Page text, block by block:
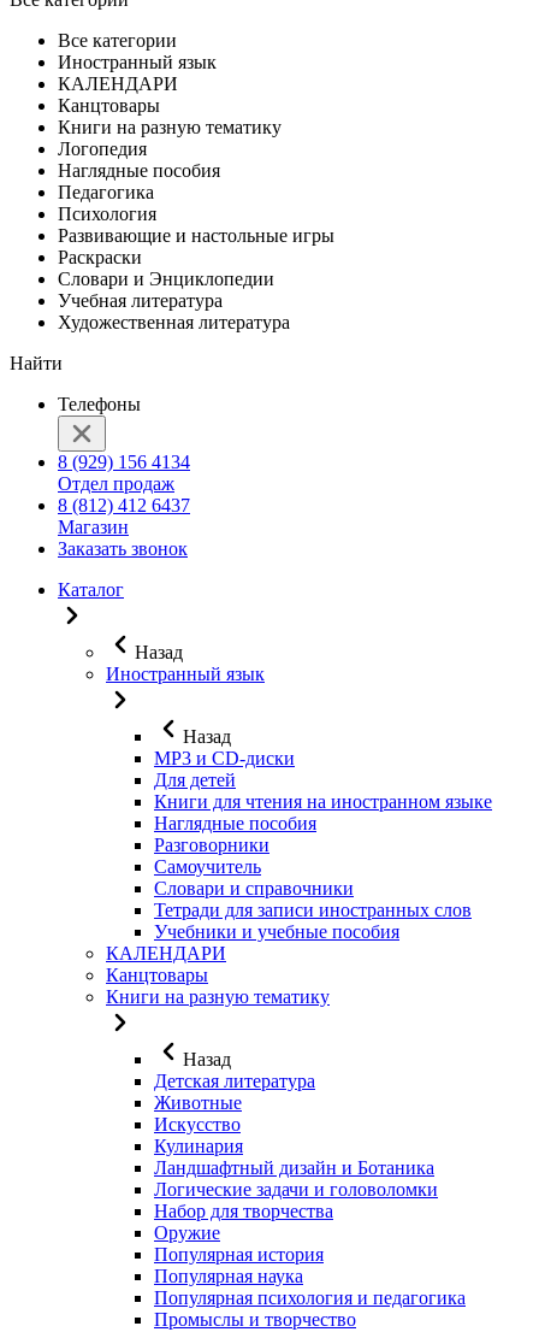
Все категории
Иностранный язык
КАЛЕНДАРИ
Канцтовары
Книги на разную тематику
Логопедия
Наглядные пособия
Педагогика
Психология
Развивающие и настольные игры
Раскраски
Словари и Энциклопедии
Учебная литература
Художественная литература
Найти
Телефоны
8 (929) 156 4134
Отдел продаж
8 (812) 412 6437
Магазин
Заказать звонок
Каталог
Назад
Иностранный язык
Назад
MP3 и CD-диски
Для детей
Книги для чтения на иностранном языке
Наглядные пособия
Разговорники
Самоучитель
Словари и справочники
Тетради для записи иностранных слов
Учебники и учебные пособия
КАЛЕНДАРИ
Канцтовары
Книги на разную тематику
Назад
Детская литература
Животные
Искусство
Кулинария
Ландшафтный дизайн и Ботаника
Логические задачи и головоломки
Набор для творчества
Оружие
Популярная история
Популярная наука
Популярная психология и педагогика
Промыслы и творчество